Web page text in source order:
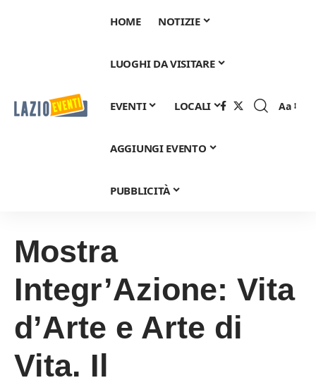
HOME NOTIZIE
LUOGHI DA VISITARE
EVENTI LOCALI
AGGIUNGI EVENTO
PUBBLICITÀ
Font
Aa
Mostra
Integr’Azione: Vita
d’Arte e Arte di
Vita. Il